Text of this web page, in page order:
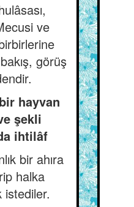
ve
bakış, görüş
hayvan
şekli
ihtilâf
bir ahıra
halka